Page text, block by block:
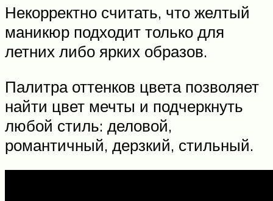
Некорректно считать, что желтый
маникюр подходит только для
летних либо ярких образов.
Палитра оттенков цвета позволяет
найти цвет мечты и подчеркнуть
любой стиль: деловой,
романтичный, дерзкий, стильный.